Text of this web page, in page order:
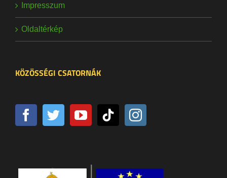
Impresszum
Oldaltérkép
KÖZÖSSÉGI CSATORNÁK